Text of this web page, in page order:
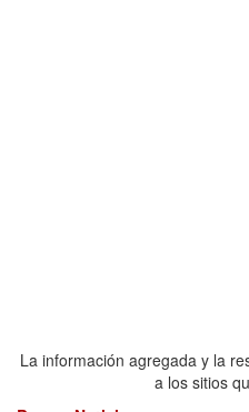
La información agregada y la
a los sitios